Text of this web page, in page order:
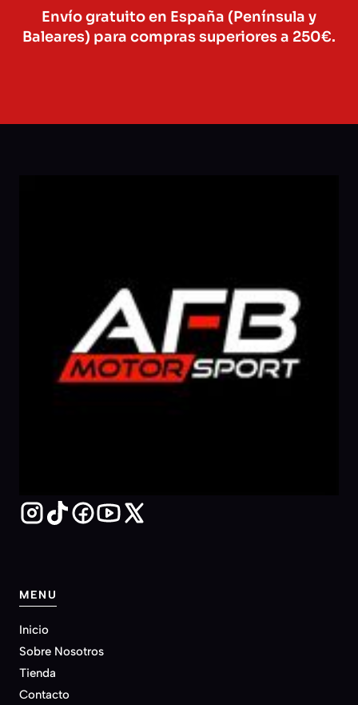
Envío gratuito en España (Península y
Baleares) para compras superiores a 250€.
MENU
Inicio
Sobre Nosotros
Tienda
Contacto